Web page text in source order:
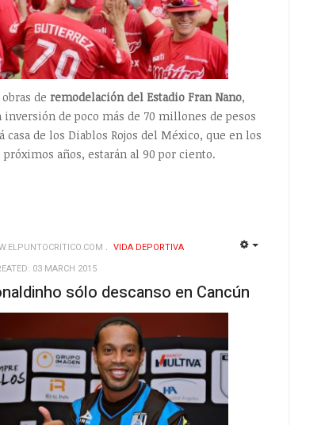
obras de remodelación del Estadio Fran Nano,
inversión de poco más de 70 millones de pesos
casa de los Diablos Rojos del México, que en los
próximos años, estarán al 90 por ciento.
VIDA DEPORTIVA
03 MARCH 2015
sólo descanso en Cancún